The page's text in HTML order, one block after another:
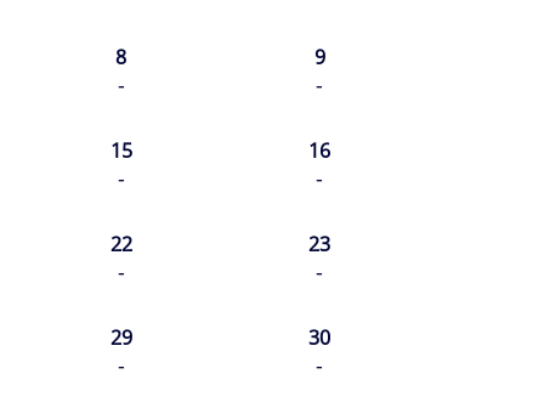
8
-
9
-
15
-
16
-
22
-
23
-
29
-
30
-